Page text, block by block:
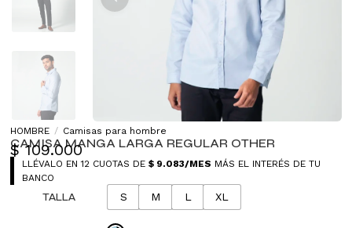
HOMBRE / Camisas para hombre
CAMISA MANGA LARGA REGULAR OTHER
$109.000
LLÉVALO EN 12 CUOTAS DE$ 9.083/MES MÁS EL INTERÉS DE TU
BANCO
TALLA S M L XL